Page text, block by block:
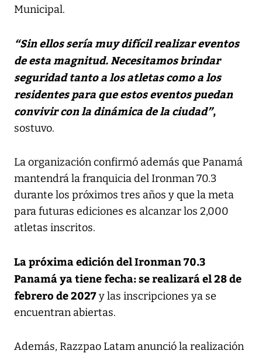
Municipal.
“Sin ellos sería muy difícil realizar eventos
de esta magnitud. Necesitamos brindar
seguridad tanto a los atletas como a los
residentes para que estos eventos puedan
convivir con la dinámica de la ciudad”,
sostuvo.
La organización confirmó además que Panamá
mantendrá la franquicia del Ironman 70.3
durante los próximos tres años y que la meta
para futuras ediciones es alcanzar los 2,000
atletas inscritos.
La próxima edición del Ironman 70.3
Panamá ya tiene fecha: se realizará el 28 de
febrero de 2027y las inscripciones ya se
encuentran abiertas.
Además, Razzpao Latam anunció la realización